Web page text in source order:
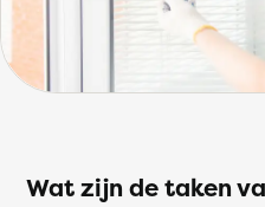
Wat zijn de taken